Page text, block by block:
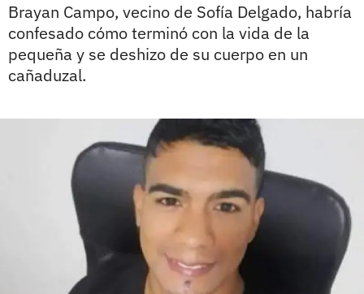
Brayan Campo, vecino de Sofía Delgado, habría
confesado cómo terminó con la vida de la
pequeña y se deshizo de su cuerpo en un
cañaduzal.